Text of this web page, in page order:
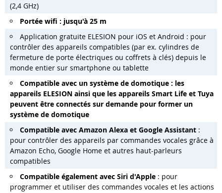
(2,4 GHz)
Portée wifi : jusqu'à 25 m
Application gratuite ELESION pour iOS et Android : pour
contrôler des appareils compatibles (par ex. cylindres de
fermeture de porte électriques ou coffrets à clés) depuis le
monde entier sur smartphone ou tablette
Compatible avec un système de domotique : les
appareils ELESION ainsi que les appareils Smart Life et Tuya
peuvent être connectés sur demande pour former un
système de domotique
Compatible avec Amazon Alexa et Google Assistant :
pour contrôler des appareils par commandes vocales grâce à
Amazon Echo, Google Home et autres haut-parleurs
compatibles
Compatible également avec Siri d'Apple : pour
programmer et utiliser des commandes vocales et les actions